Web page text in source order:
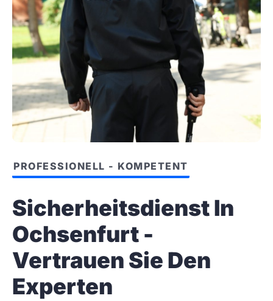
PROFESSIONELL - KOMPETENT
Sicherheitsdienst In
Ochsenfurt -
Vertrauen Sie Den
Experten